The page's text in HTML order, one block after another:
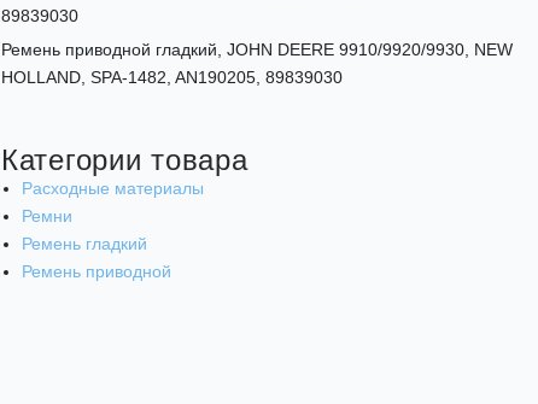
89839030
Ремень приводной гладкий, JOHN DEERE 9910/9920/9930, NEW
HOLLAND, SPA-1482, AN190205, 89839030
Категории товара
Расходные материалы
Ремни
Ремень гладкий
Ремень приводной